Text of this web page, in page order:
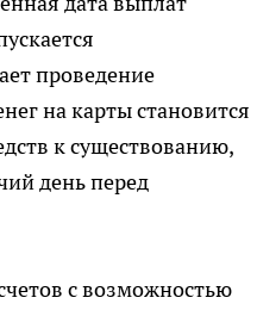
проведение
на карты становится
к существованию,
день перед
с возможностью